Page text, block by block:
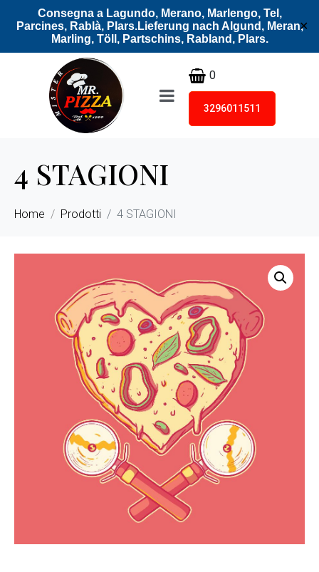
Consegna a Lagundo, Merano, Marlengo, Tel,
Parcines, Rablà, Plars.Lieferung nach Algund, Meran,
Marling, Töll, Partschins, Rabland, Plars.
✕
0
3296011511
4 STAGIONI
Home Prodotti 4 STAGIONI